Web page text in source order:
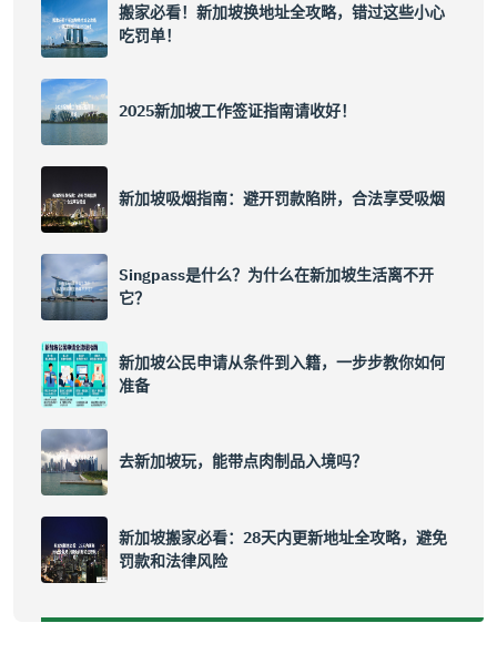
搬家必看！新加坡换地址全攻略，错过这些小心
吃罚单！
2025新加坡工作签证指南请收好！
新加坡吸烟指南：避开罚款陷阱，合法享受吸烟
Singpass是什么？为什么在新加坡生活离不开
它？
新加坡公民申请从条件到入籍，一步步教你如何
准备
去新加坡玩，能带点肉制品入境吗？
新加坡搬家必看：28天内更新地址全攻略，避免
罚款和法律风险